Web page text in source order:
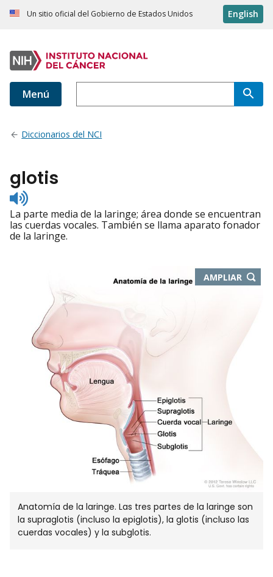
Un sitio oficial del Gobierno de Estados Unidos English
Menú
Diccionarios del NCI
glotis
Listen
to
pronunciation
La parte media de la laringe; área donde se encuentran
las cuerdas vocales. También se llama aparato fonador
de la laringe.
AMPLIAR-
ABRE
Anatomía de la laringe. Las tres partes de la laringe son
la supraglotis (incluso la epiglotis), la glotis (incluso las
cuerdas vocales) y la subglotis.